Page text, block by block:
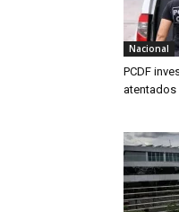
Nacional
PCDF
atentados